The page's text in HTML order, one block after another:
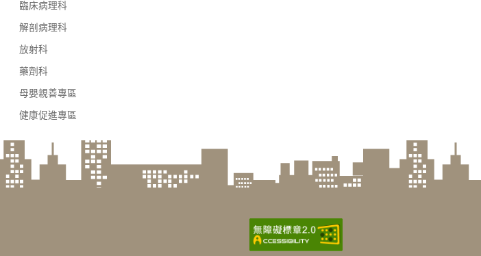
臨床病理科
解剖病理科
放射科
藥劑科
母嬰親善專區
健康促進專區